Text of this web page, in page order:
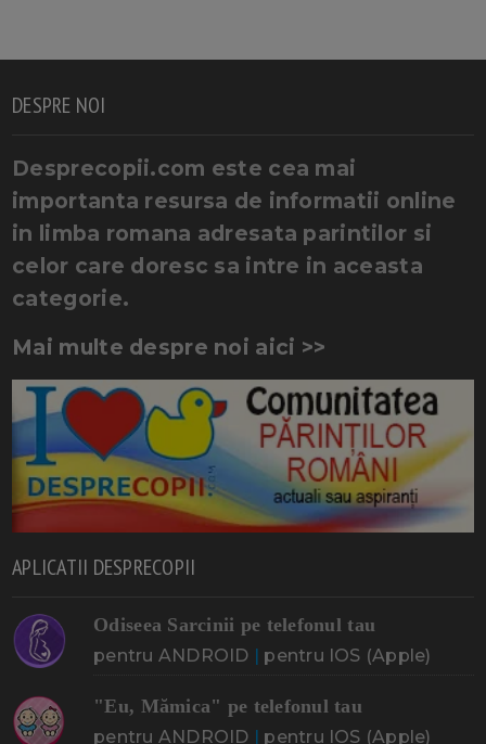
DESPRE NOI
Desprecopii.com este cea mai
importanta resursa de informatii online
in limba romana adresata parintilor si
celor care doresc sa intre in aceasta
categorie.
Mai multe despre noi aici >>
APLICATII DESPRECOPII
Odiseea Sarcinii pe telefonul tau
pentru ANDROID | pentru IOS (Apple)
"Eu, Mămica" pe telefonul tau
pentru ANDROID | pentru IOS (Apple)